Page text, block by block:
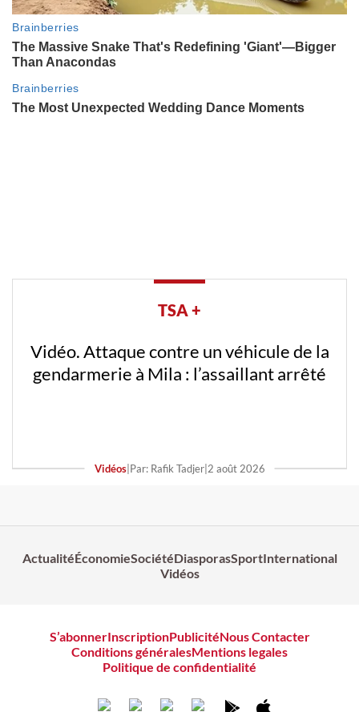
TSA +
Vidéo. Attaque contre un véhicule de la
gendarmerie à Mila : l’assaillant arrêté
Vidéos| Par: Rafik Tadjer| 2 août 2026
ActualitéÉconomieSociétéDiasporasSportInternational
Vidéos
S’abonnerInscriptionPublicitéNous Contacter
Conditions généralesMentions legales
Politique de confidentialité